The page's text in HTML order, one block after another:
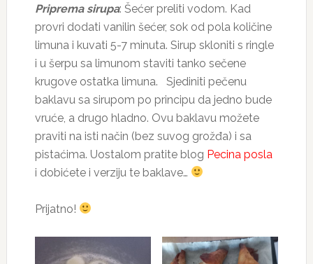
Priprema sirupa: Šećer preliti vodom. Kad
provri dodati vanilin šećer, sok od pola količine
limuna i kuvati 5-7 minuta. Sirup skloniti s ringle
i u šerpu sa limunom staviti tanko sečene
krugove ostatka limuna. Sjediniti pečenu
baklavu sa sirupom po principu da jedno bude
vruće, a drugo hladno. Ovu baklavu možete
praviti na isti način (bez suvog grožđa) i sa
pistaćima. Uostalom pratite blog Pecina posla
i dobićete i verziju te baklave…
Prijatno!